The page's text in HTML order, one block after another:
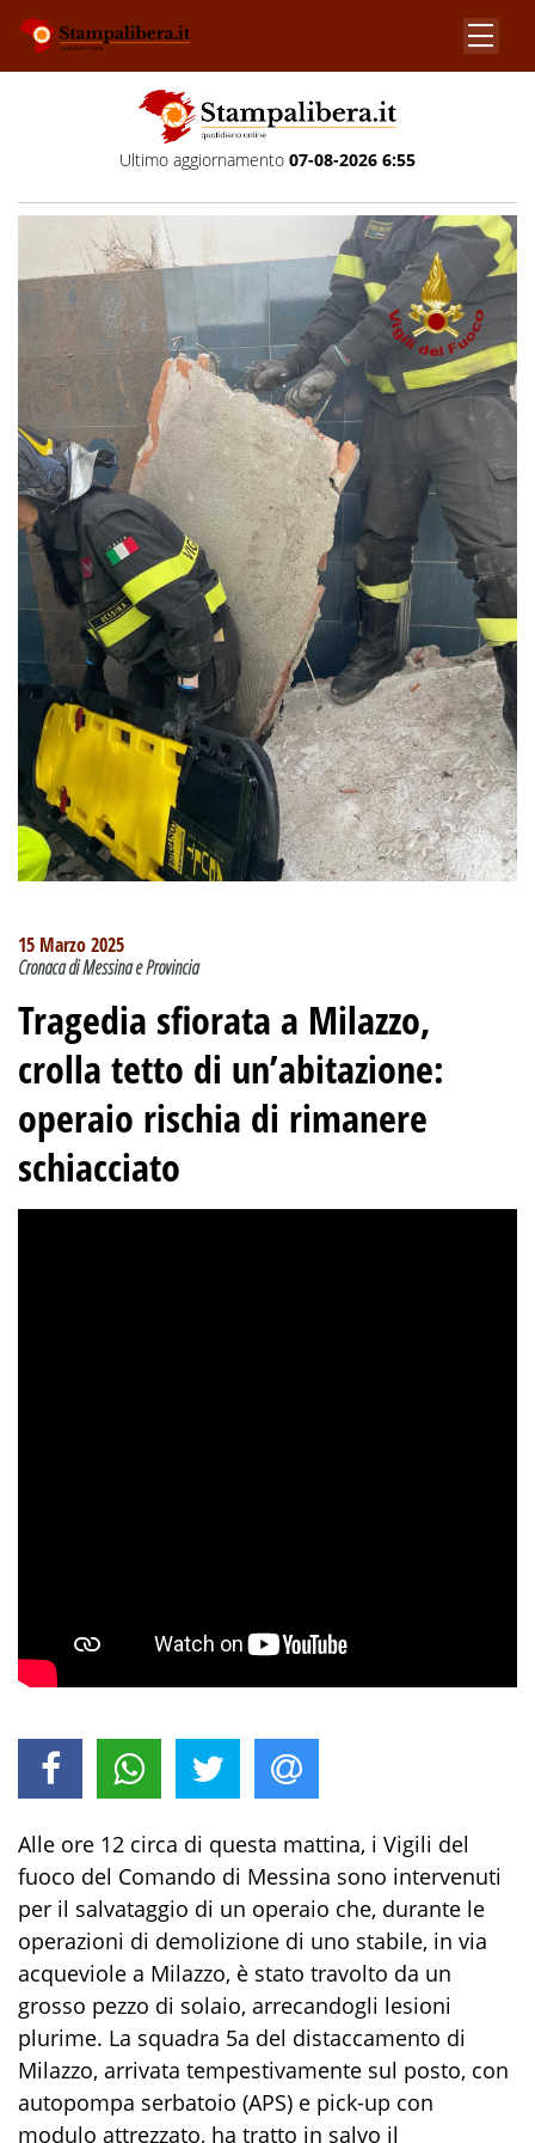
Ultimo aggiornamento 07-08-2026 6:55
15 Marzo 2025
Cronaca di Messina e Provincia
Tragedia sfiorata a Milazzo,
crolla tetto di un’abitazione:
operaio rischia di rimanere
schiacciato
Alle ore 12 circa di questa mattina, i Vigili del
fuoco del Comando di Messina sono intervenuti
per il salvataggio di un operaio che, durante le
operazioni di demolizione di uno stabile, in via
acqueviole a Milazzo, è stato travolto da un
grosso pezzo di solaio, arrecandogli lesioni
plurime. La squadra 5a del distaccamento di
Milazzo, arrivata tempestivamente sul posto, con
autopompa serbatoio (APS) e pick-up con
modulo attrezzato, ha tratto in salvo il